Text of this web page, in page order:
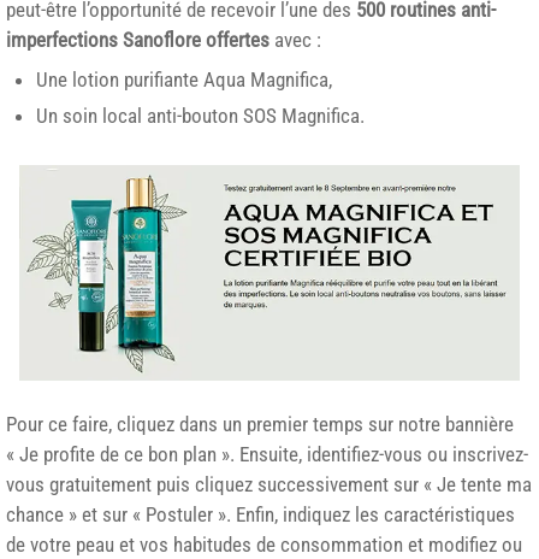
peut-être l’opportunité de recevoir l’une des 500 routines anti-
imperfections Sanoflore offertes avec :
Une lotion purifiante Aqua Magnifica,
Un soin local anti-bouton SOS Magnifica.
Pour ce faire, cliquez dans un premier temps sur notre bannière
« Je profite de ce bon plan ». Ensuite, identifiez-vous ou inscrivez-
vous gratuitement puis cliquez successivement sur « Je tente ma
chance » et sur « Postuler ». Enfin, indiquez les caractéristiques
de votre peau et vos habitudes de consommation et modifiez ou